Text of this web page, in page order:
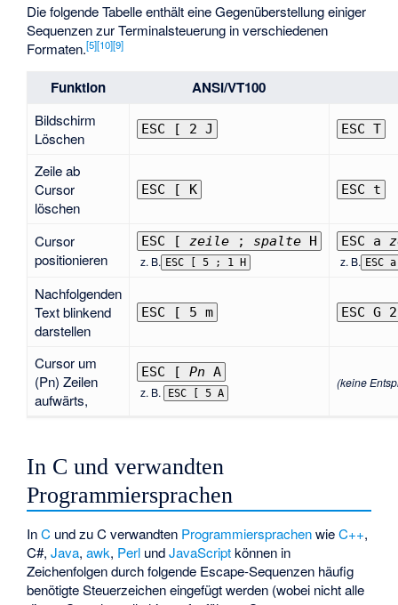
Die folgende Tabelle enthält eine Gegenüberstellung einiger
Sequenzen zur Terminalsteuerung in verschiedenen
Formaten.[5][10][9]
Funktion ANSI/VT100
Bildschirm
Löschen
ESC [ 2 J ESC T
Zeile ab
Cursor
löschen
ESC [ K ESC t
Cursor
positionieren
ESC [ zeile; spalteH
z. B. ESC [ 5 ; 1 H
ESC a
z. B. ESC
Nachfolgenden
Text blinkend
darstellen
ESC [ 5 m ESC G 2
Cursor um
(Pn) Zeilen
aufwärts,
ESC [ Pn A
z. B. ESC [ 5 A
(keine
In C und verwandten
Programmiersprachen
InC und zu C verwandten ProgrammiersprachenwieC++,
C#,Java,awk, Perl undJavaScriptkönnen in
Zeichenfolgen durch folgende Escape-Sequenzen häufig
benötigte Steuerzeichen eingefügt werden (wobei nicht alle